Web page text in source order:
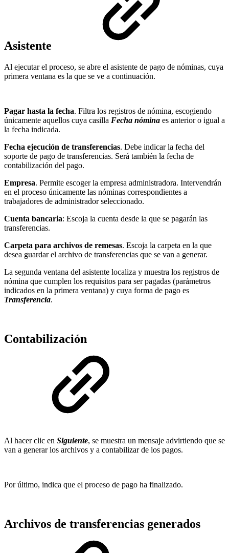
Asistente
Al ejecutar el proceso, se abre el asistente de pago de nóminas, cuya
primera ventana es la que se ve a continuación.
Pagar hasta la fecha. Filtra los registros de nómina, escogiendo
únicamente aquellos cuya casilla Fecha nómina es anterior o igual a
la fecha indicada.
Fecha ejecución de transferencias. Debe indicar la fecha del
soporte de pago de transferencias. Será también la fecha de
contabilización del pago.
Empresa. Permite escoger la empresa administradora. Intervendrán
en el proceso únicamente las nóminas correspondientes a
trabajadores de administrador seleccionado.
Cuenta bancaria: Escoja la cuenta desde la que se pagarán las
transferencias.
Carpeta para archivos de remesas. Escoja la carpeta en la que
desea guardar el archivo de transferencias que se van a generar.
La segunda ventana del asistente localiza y muestra los registros de
nómina que cumplen los requisitos para ser pagadas (parámetros
indicados en la primera ventana) y cuya forma de pago es
Transferencia.
Contabilización
Al hacer clic en Siguiente, se muestra un mensaje advirtiendo que se
van a generar los archivos y a contabilizar de los pagos.
Por último, indica que el proceso de pago ha finalizado.
Archivos de transferencias generados